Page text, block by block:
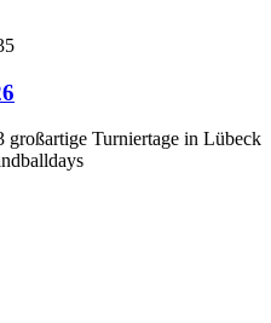
großartige Turniertage in Lübeck